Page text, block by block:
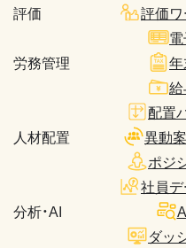
評価
評価
労務管理
人材配置
配置
異動
ポジ
分析・AI
社員
ダッ